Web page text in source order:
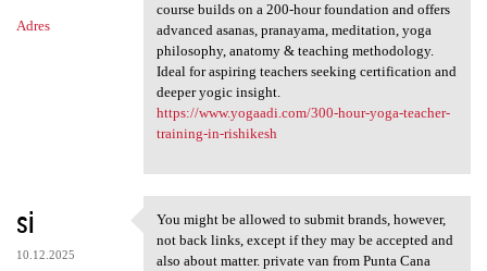
Adres
course builds on a 200-hour foundation and offers
advanced asanas, pranayama, meditation, yoga
philosophy, anatomy & teaching methodology.
Ideal for aspiring teachers seeking certification and
deeper yogic insight.
https://www.yogaadi.com/300-hour-yoga-teacher-
training-in-rishikesh
si
10.12.2025
You might be allowed to
You might be allowed to submit brands, however,
not back links, except if they may be accepted and
also about matter. private van from Punta Cana